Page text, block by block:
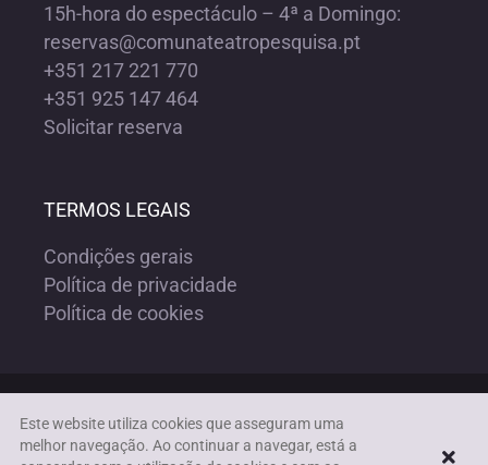
15h-hora do espectáculo – 4ª a Domingo:
reservas@comunateatropesquisa.pt
+351 217 221 770
+351 925 147 464
Solicitar reserva
TERMOS LEGAIS
Condições gerais
Política de privacidade
Política de cookies
direitos reservados |Acessibilidade
Este website utiliza cookies que asseguram uma
melhor navegação. Ao continuar a navegar, está a